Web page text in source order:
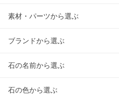
素材・パーツから選ぶ
ブランドから選ぶ
石の名前から選ぶ
石の色から選ぶ